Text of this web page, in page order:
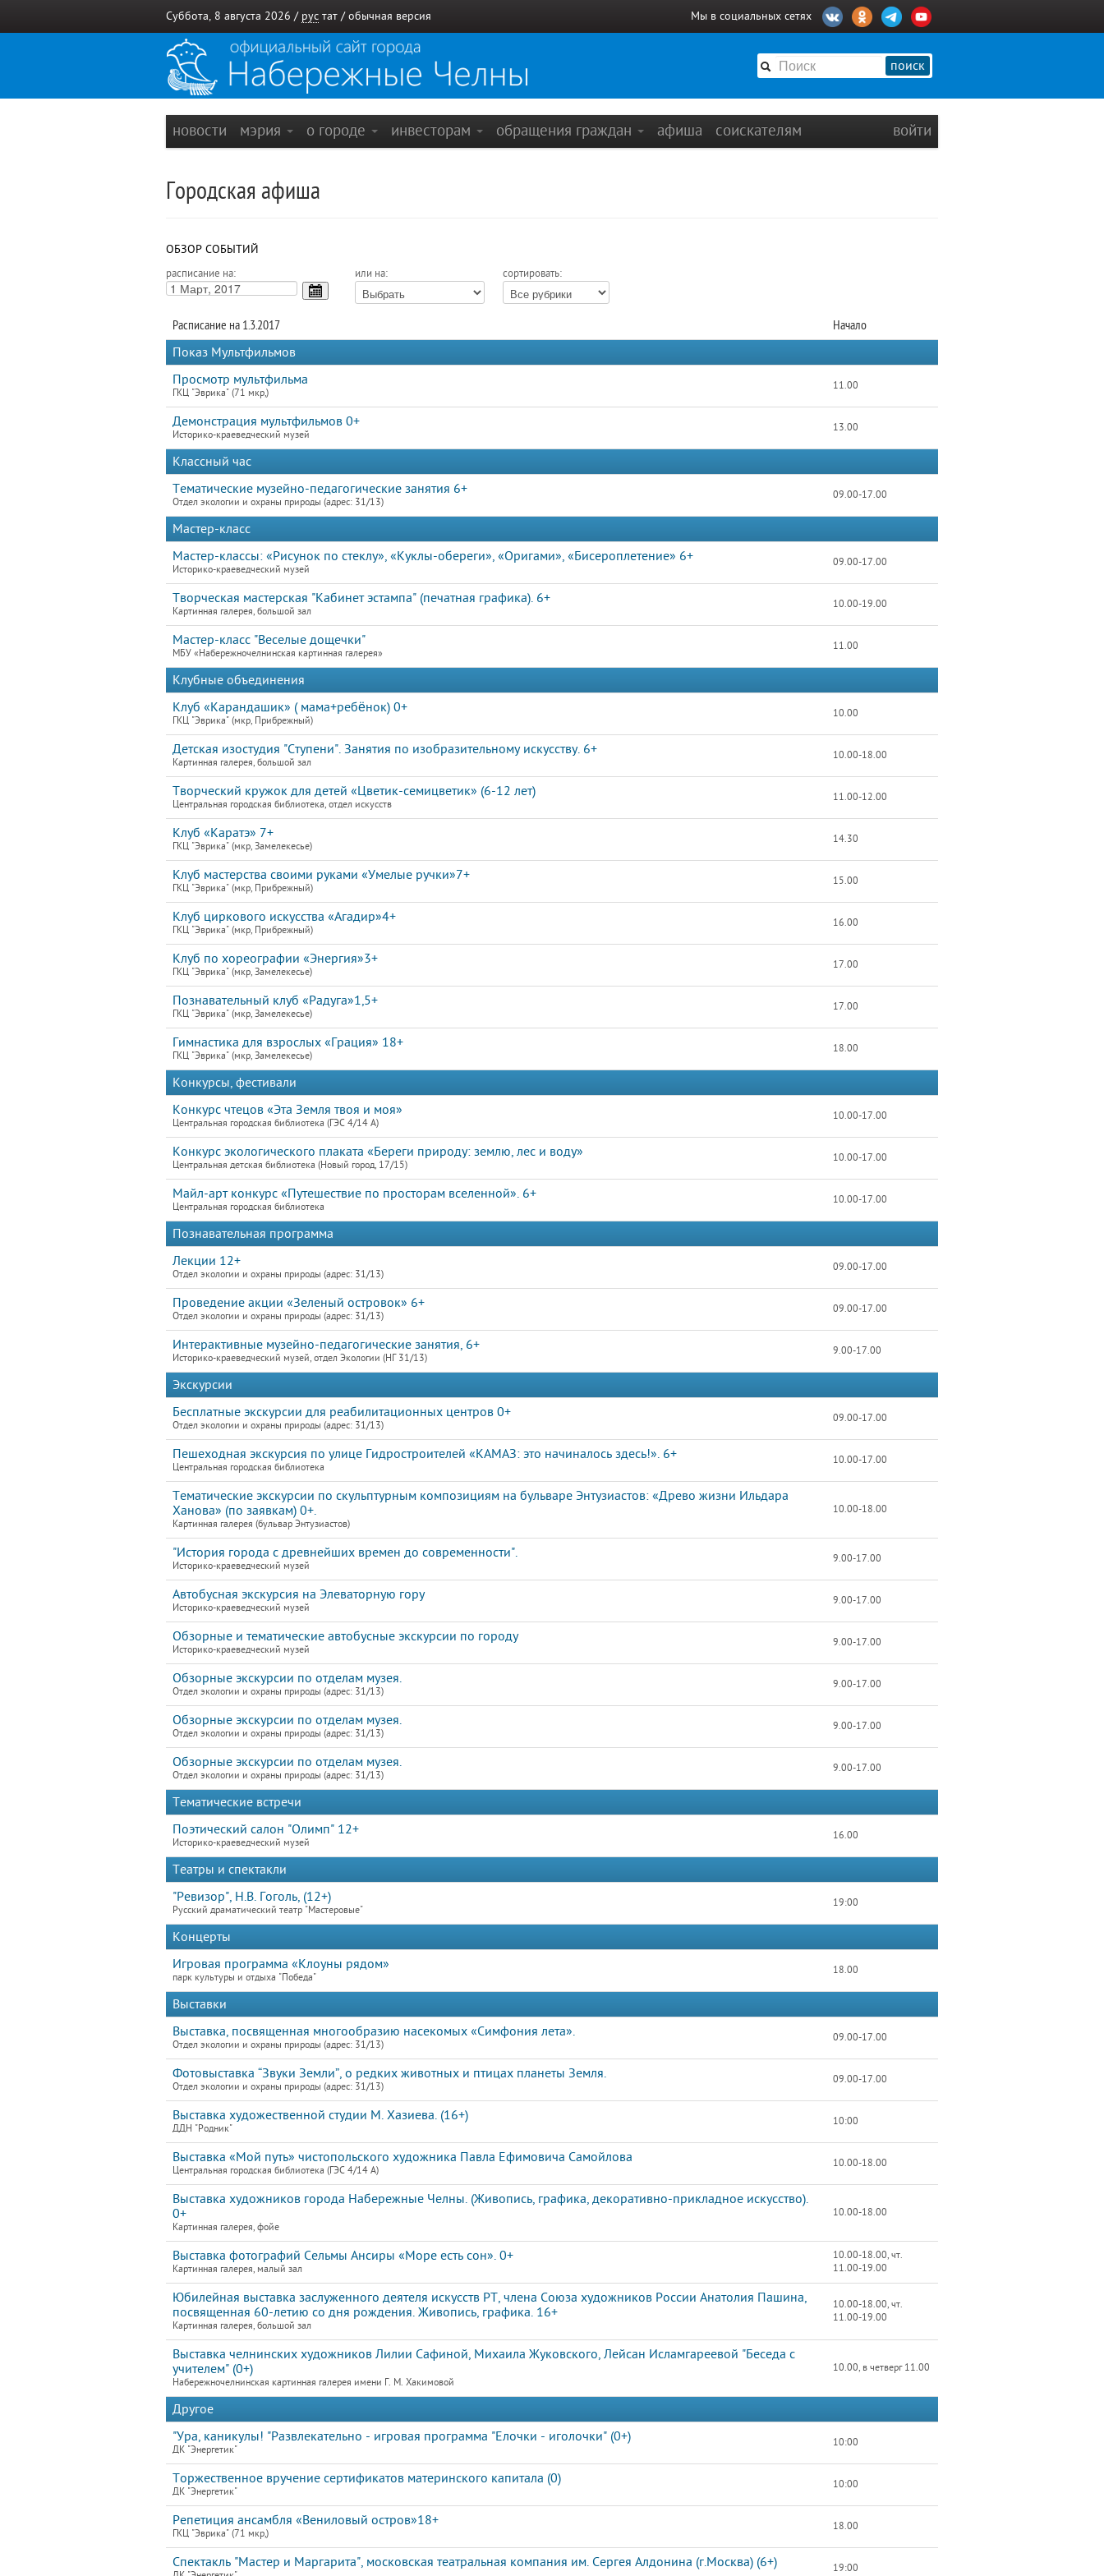
Суббота, 8 августа 2026 / рус тат / обычная версия Мы в социальных сетях
поиск
новости мэрия о городе инвесторам обращения граждан афиша соискателям войти
Городская афиша
ОБЗОР СОБЫТИЙ
расписание на: или на: сортировать:
Расписание на 1.3.2017
Начало
Показ Мультфильмов
Просмотр мультфильма
ГКЦ "Эврика" (71 мкр,)
11.00
Демонстрация мультфильмов 0+
Историко-краеведческий музей
13.00
Классный час
Тематические музейно-педагогические занятия 6+
Отдел экологии и охраны природы (адрес: 31/13)
09.00-17.00
Мастер-класс
Мастер-классы: «Рисунок по стеклу», «Куклы-обереги», «Оригами», «Бисероплетение» 6+
Историко-краеведческий музей
09.00-17.00
Творческая мастерская "Кабинет эстампа" (печатная графика). 6+
Картинная галерея, большой зал
10.00-19.00
Мастер-класс "Веселые дощечки"
МБУ «Набережночелнинская картинная галерея»
11.00
Клубные объединения
Клуб «Карандашик» ( мама+ребёнок) 0+
ГКЦ "Эврика" (мкр, Прибрежный)
10.00
Детская изостудия "Ступени". Занятия по изобразительному искусству. 6+
Картинная галерея, большой зал
10.00-18.00
Творческий кружок для детей «Цветик-семицветик» (6-12 лет)
Центральная городская библиотека, отдел искусств
11.00-12.00
Клуб «Каратэ» 7+
ГКЦ "Эврика" (мкр, Замелекесье)
14.30
Клуб мастерства своими руками «Умелые ручки»7+
ГКЦ "Эврика" (мкр, Прибрежный)
15.00
Клуб циркового искусства «Агадир»4+
ГКЦ "Эврика" (мкр, Прибрежный)
16.00
Клуб по хореографии «Энергия»3+
ГКЦ "Эврика" (мкр, Замелекесье)
17.00
Познавательный клуб «Радуга»1,5+
ГКЦ "Эврика" (мкр, Замелекесье)
17.00
Гимнастика для взрослых «Грация» 18+
ГКЦ "Эврика" (мкр, Замелекесье)
18.00
Конкурсы, фестивали
Конкурс чтецов «Эта Земля твоя и моя»
Центральная городская библиотека (ГЭС 4/14 А)
10.00-17.00
Конкурс экологического плаката «Береги природу: землю, лес и воду»
Центральная детская библиотека (Новый город, 17/15)
10.00-17.00
Майл-арт конкурс «Путешествие по просторам вселенной». 6+
Центральная городская библиотека
10.00-17.00
Познавательная программа
Лекции 12+
Отдел экологии и охраны природы (адрес: 31/13)
09.00-17.00
Проведение акции «Зеленый островок» 6+
Отдел экологии и охраны природы (адрес: 31/13)
09.00-17.00
Интерактивные музейно-педагогические занятия, 6+
Историко-краеведческий музей, отдел Экологии (НГ 31/13)
9.00-17.00
Экскурсии
Бесплатные экскурсии для реабилитационных центров 0+
Отдел экологии и охраны природы (адрес: 31/13)
09.00-17.00
Пешеходная экскурсия по улице Гидростроителей «КАМАЗ: это начиналось здесь!». 6+
Центральная городская библиотека
10.00-17.00
Тематические экскурсии по скульптурным композициям на бульваре Энтузиастов: «Древо жизни Ильдара
Ханова» (по заявкам) 0+.
Картинная галерея (бульвар Энтузиастов)
10.00-18.00
"История города с древнейших времен до современности".
Историко-краеведческий музей
9.00-17.00
Автобусная экскурсия на Элеваторную гору
Историко-краеведческий музей
9.00-17.00
Обзорные и тематические автобусные экскурсии по городу
Историко-краеведческий музей
9.00-17.00
Обзорные экскурсии по отделам музея.
Отдел экологии и охраны природы (адрес: 31/13)
9.00-17.00
Обзорные экскурсии по отделам музея.
Отдел экологии и охраны природы (адрес: 31/13)
9.00-17.00
Обзорные экскурсии по отделам музея.
Отдел экологии и охраны природы (адрес: 31/13)
9.00-17.00
Тематические встречи
Поэтический салон "Олимп" 12+
Историко-краеведческий музей
16.00
Театры и спектакли
"Ревизор", Н.В. Гоголь, (12+)
Русский драматический театр "Мастеровые"
19:00
Концерты
Игровая программа «Клоуны рядом»
парк культуры и отдыха "Победа"
18.00
Выставки
Выставка, посвященная многообразию насекомых «Симфония лета».
Отдел экологии и охраны природы (адрес: 31/13)
09.00-17.00
Фотовыставка “Звуки Земли”, о редких животных и птицах планеты Земля.
Отдел экологии и охраны природы (адрес: 31/13)
09.00-17.00
Выставка художественной студии М. Хазиева. (16+)
ДДН "Родник"
10:00
Выставка «Мой путь» чистопольского художника Павла Ефимовича Самойлова
Центральная городская библиотека (ГЭС 4/14 А)
10.00-18.00
Выставка художников города Набережные Челны. (Живопись, графика, декоративно-прикладное искусство).
0+
Картинная галерея, фойе
10.00-18.00
Выставка фотографий Сельмы Ансиры «Море есть сон». 0+
Картинная галерея, малый зал
10.00-18.00, чт.
11.00-19.00
Юбилейная выставка заслуженного деятеля искусств РТ, члена Союза художников России Анатолия Пашина,
посвященная 60-летию со дня рождения. Живопись, графика. 16+
Картинная галерея, большой зал
10.00-18.00, чт.
11.00-19.00
Выставка челнинских художников Лилии Сафиной, Михаила Жуковского, Лейсан Исламгареевой "Беседа с
учителем" (0+)
Набережночелнинская картинная галерея имени Г. М. Хакимовой
10.00, в четверг 11.00
Другое
"Ура, каникулы! "Развлекательно - игровая программа "Елочки - иголочки" (0+)
ДК "Энергетик"
10:00
Торжественное вручение сертификатов материнского капитала (0)
ДК "Энергетик"
10:00
Репетиция ансамбля «Вениловый остров»18+
ГКЦ "Эврика" (71 мкр,)
18.00
Спектакль "Мастер и Маргарита", московская театральная компания им. Сергея Алдонина (г.Москва) (6+) 19:00